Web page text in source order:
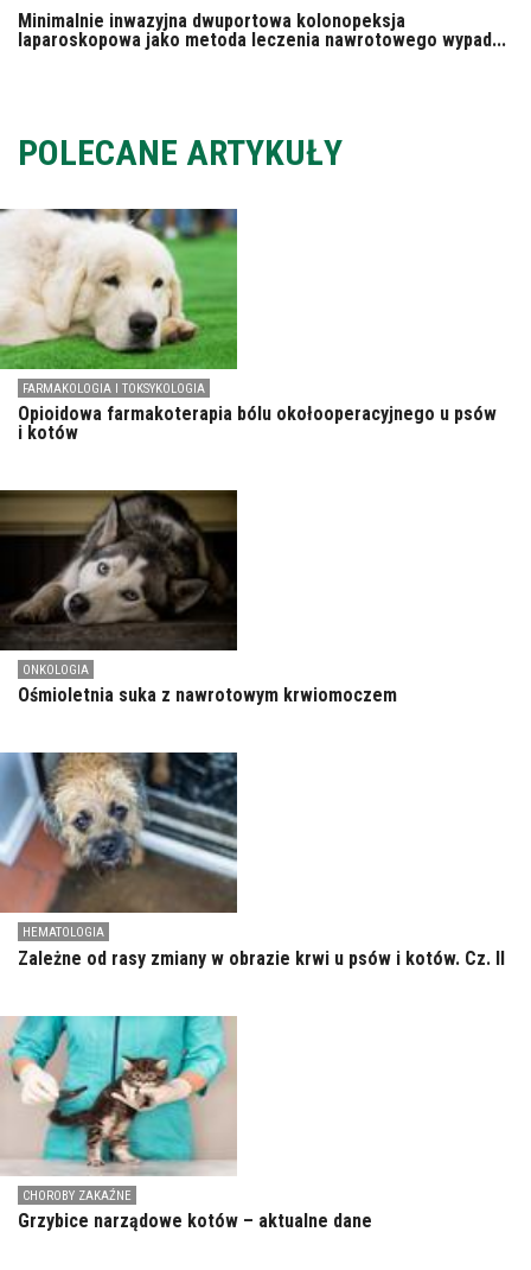
Minimalnie inwazyjna dwuportowa kolonopeksja
laparoskopowa jako metoda leczenia nawrotowego wypad...
POLECANE ARTYKUŁY
FARMAKOLOGIA I TOKSYKOLOGIA
Opioidowa farmakoterapia bólu okołooperacyjnego u psów
i kotów
ONKOLOGIA
Ośmioletnia suka z nawrotowym krwiomoczem
HEMATOLOGIA
Zależne od rasy zmiany w obrazie krwi u psów i kotów. Cz. II
CHOROBY ZAKAŹNE
Grzybice narządowe kotów – aktualne dane